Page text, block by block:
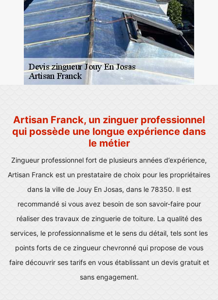
Artisan Franck, un zinguer professionnel
qui possède une longue expérience dans
le métier
Zingueur professionnel fort de plusieurs années d’expérience,
Artisan Franck est un prestataire de choix pour les propriétaires
dans la ville de Jouy En Josas, dans le 78350. Il est
recommandé si vous avez besoin de son savoir-faire pour
réaliser des travaux de zinguerie de toiture. La qualité des
services, le professionnalisme et le sens du détail, tels sont les
points forts de ce zingueur chevronné qui propose de vous
faire découvrir ses tarifs en vous établissant un devis gratuit et
sans engagement.